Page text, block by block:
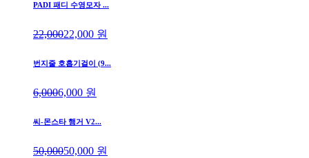
PADI 패디 수영모자 ...
22,00022,000 원
번지줄 호흡기걸이 (9...
6,0006,000 원
씨-몬스타 행거 V2...
50,00050,000 원